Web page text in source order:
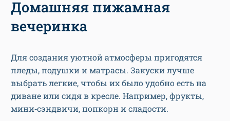
Домашняя пижамная
вечеринка
Для создания уютной атмосферы пригодятся
пледы, подушки и матрасы. Закуски лучше
выбрать легкие, чтобы их было удобно есть на
диване или сидя в кресле. Например, фрукты,
мини‑сэндвичи, попкорн и сладости.